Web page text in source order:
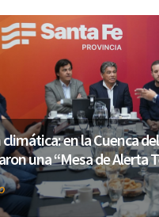
en la Cuenca
una “Mesa de Alerta